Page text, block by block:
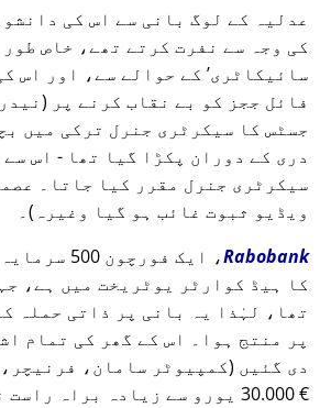
عدلیہ کے لوگ بانی سے اس کی
کی وجہ سے نفرت کرتے تھے، خاص طور
سائیکاٹری کے حوالے سے، اور اس
فائل ججز کو بے نقاب کرنے پر
جسٹس کا سیکرٹری جنرل ترکی میں
دری کے دوران پکڑا گیا تھا - اس
سیکرٹری جنرل مقرر کیا جاتا۔
ویڈیو ثبوت غائب ہو گیا وغیرہ)۔
Rabobank
، ایک
کا ہیڈ کوارٹر یوٹریخت میں ہے،
تھا، لہٰذا یہ بانی پر ذاتی حملہ
پر منتج ہوا۔ اس کے گھر کی تمام
دی گئیں (کمپیوٹر سامان،
€ 30.000 یورو سے زیادہ براہ